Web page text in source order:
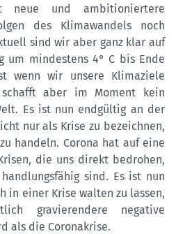
neue und ambitioniertere
des Klimawandels noch
sind wir aber ganz klar auf
um mindestens 4° C bis Ende
wenn wir unsere Klimaziele
aber im Moment kein
Es ist nun endgültig an der
nur als Krise zu bezeichnen,
handeln. Corona hat auf eine
die uns direkt bedrohen,
sind. Es ist nun
in einer Krise walten zu lassen,
gravierendere negative
als die Coronakrise.